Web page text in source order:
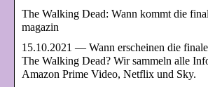
The Walking Dead: Wann kommt die
magazin
15.10.2021 — Wann erscheinen die
The Walking Dead? Wir sammeln alle
Amazon Prime Video, Netflix und Sky.